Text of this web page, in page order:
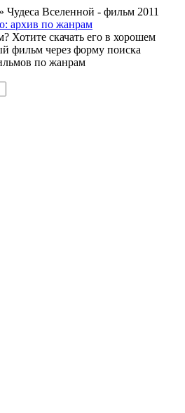
» Чудеса Вселенной - фильм 2011
архив по жанрам
Хотите скачать его в хорошем
фильм через форму поиска
по жанрам